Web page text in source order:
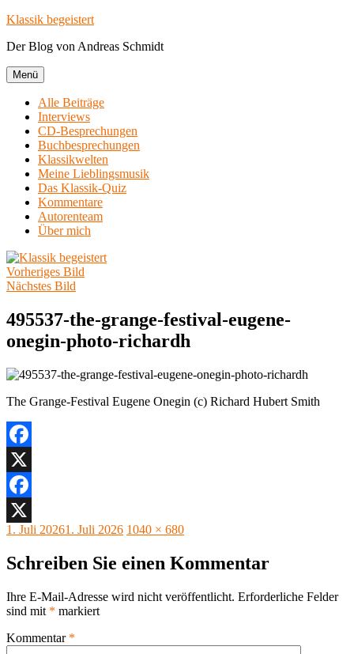
Zum
springen
Klassik begeistert
Der Blog von Andreas Schmidt
Menü
Alle Beiträge
Interviews
CD-Besprechungen
Buchbesprechungen
Klassikwelten
Meine Lieblingsmusik
Das Klassik-Quiz
Kommentare
Autorenteam
Über mich
Vorheriges Bild
Nächstes Bild
495537-the-grange-festival-eugene-
onegin-photo-richardh
The Grange-Festival Eugene Onegin (c) Richard Hubert Smith
Facebook
X
Facebook
X
Veröffentlicht
1. Juli 20261. Juli 2026 Originalgröße
1040 × 680
Schreiben Sie einen Kommentar
Ihre E-Mail-Adresse wird nicht veröffentlicht. Erforderliche Felder
sind mit * markiert
Kommentar *